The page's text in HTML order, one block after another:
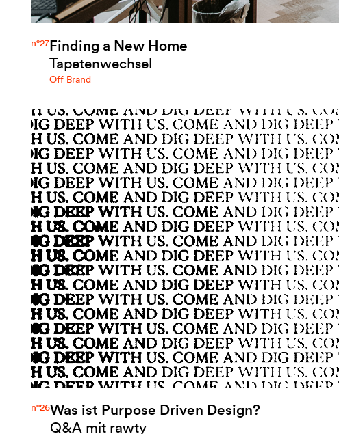
n°27Finding a New Home
Tapetenwechsel
Off Brand
n°26Was ist Purpose Driven Design?
Q&A mit rawty